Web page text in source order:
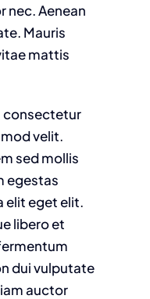
nec. Aenean
Mauris
mattis
consectetur
velit.
sed mollis
egestas
elit eget elit.
libero et
dui vulputate
auctor